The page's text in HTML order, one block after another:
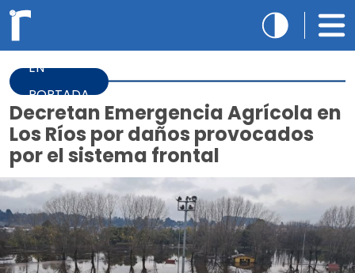
EN
PORTADA
Decretan Emergencia Agrícola en
Los Ríos por daños provocados
por el sistema frontal